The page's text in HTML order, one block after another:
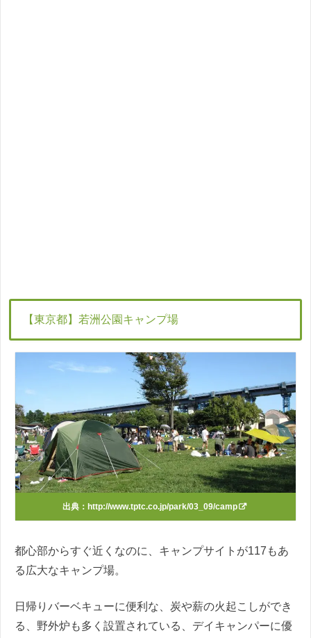
【東京都】若洲公園キャンプ場
出典： http://www.tptc.co.jp/park/03_09/camp
都心部からすぐ近くなのに、キャンプサイトが117もあ
る広大なキャンプ場。
日帰りバーベキューに便利な、炭や薪の火起こしができ
る、野外炉も多く設置されている、デイキャンパーに優